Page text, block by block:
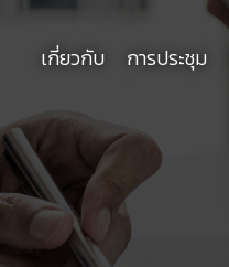
เกี่ยวกับ การประชุม